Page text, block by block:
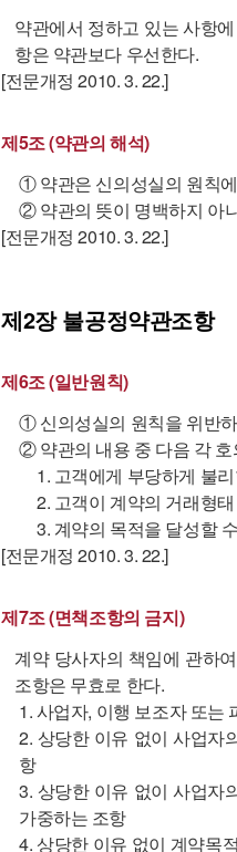
약관에서 정하고 있는 사항
항은 약관보다 우선한다.
[전문개정 2010. 3. 22.]
제5조 (약관의 해석)
① 약관은 신의성실의 원칙
② 약관의 뜻이 명백하지 아
[전문개정 2010. 3. 22.]
제2장 불공정약관조항
제6조 (일반원칙)
① 신의성실의 원칙을 위반
② 약관의 내용 중 다음 각
1. 고객에게 부당하게 불
2. 고객이 계약의 거래형
3. 계약의 목적을 달성할
[전문개정 2010. 3. 22.]
제7조 (면책조항의 금지)
계약 당사자의 책임에 관하
조항은 무효로 한다.
1. 사업자, 이행 보조자 또는
2. 상당한 이유 없이 사업자
항
3. 상당한 이유 없이 사업자
가중하는 조항
4. 상당한 이유 없이 계약목